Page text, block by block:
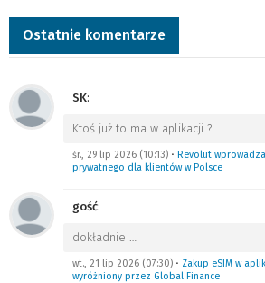
Ostatnie komentarze
SK:
Ktoś już to ma w aplikacji ? …
śr., 29 lip 2026 (10:13) • Revolut
prywatnego dla klientów w Polsce
gość:
dokładnie …
wt., 21 lip 2026 (07:30) • Zakup eSIM w
wyróżniony przez Global Finance